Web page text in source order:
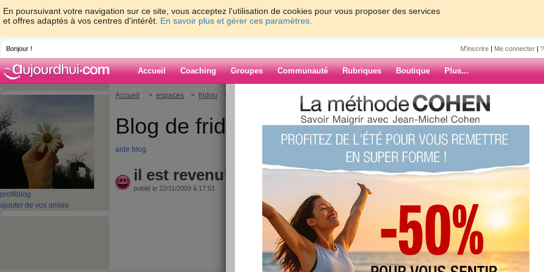
En poursuivant votre navigation sur ce site, vous acceptez l'utilisation de cookies pour vous proposer des services
et offres adaptés à vos centres d'intérêt. En savoir plus et gérer ces paramètres.
Bonjour ! M'inscrire | Me connecter |
Accueil Coaching Groupes Communauté Rubriques Boutique Plus...
profil blog
ajouter de vos amies
Accueil > espaces > fridou > il est revenu!.......
Blog de fridou
aide blog
il est revenu!.......
publié le 22/11/2009 à 17:51
ARCHIVES